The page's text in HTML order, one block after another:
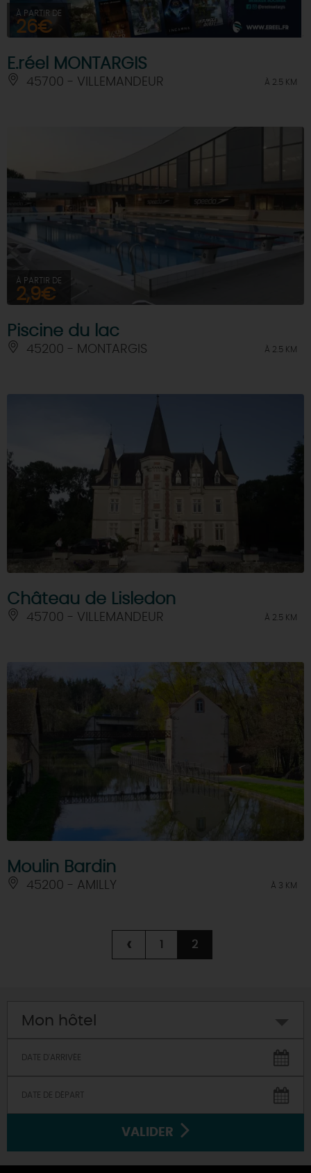
À PARTIR DE
26€
E.réel MONTARGIS
45700 - VILLEMANDEUR À 2.5 KM
À PARTIR DE
2,9€
Piscine du lac
45200 - MONTARGIS À 2.5 KM
Château de Lisledon
45700 - VILLEMANDEUR À 2.5 KM
Moulin Bardin
45200 - AMILLY À 3 KM
‹ 1 2
Mon hôtel
VALIDER